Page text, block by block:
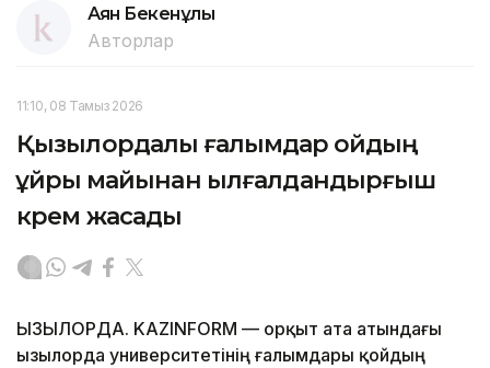
Аян Бекенұлы
Авторлар
11:10, 08 Тамыз 2026
Қызылордалық ғалымдар қойдың
құйрық майынан ылғалдандырғыш
крем жасады
ҚЫЗЫЛОРДА. KAZINFORM — Қорқыт ата атындағы
Қызылорда университетінің ғалымдары қойдың